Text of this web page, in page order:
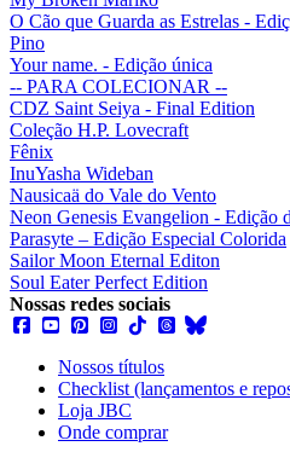
O Cão que Guarda as Estrelas -
Pino
Your name. - Edição única
-- PARA COLECIONAR --
CDZ Saint Seiya - Final Edition
Coleção H.P. Lovecraft
Fênix
InuYasha Wideban
Nausicaä do Vale do Vento
Neon Genesis Evangelion - Edição
Parasyte – Edição Especial Colorida
Sailor Moon Eternal Editon
Soul Eater Perfect Edition
Nossas redes sociais
Nossos títulos
Checklist (lançamentos e
Loja JBC
Onde comprar